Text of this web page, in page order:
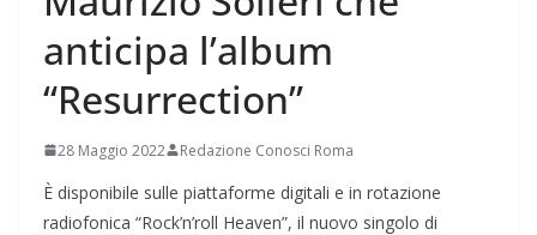
anticipa l’album
“Resurrection”
28 Maggio 2022 Redazione Conosci Roma
È disponibile sulle piattaforme digitali e in rotazione
radiofonica “Rock’n’roll Heaven”, il nuovo singolo di